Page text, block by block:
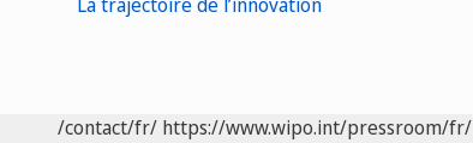
/contact/fr/ https://www.wipo.int/pressroom/fr/